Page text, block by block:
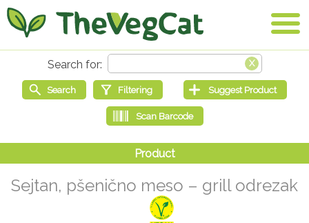
Sejtan, pšenično meso – grill odrezak